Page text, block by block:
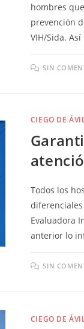
hombres
prevención
VIH/Sida.
SIN
CIEGO DE
Todos los
Evaluadora
anterior lo
SIN
CIEGO DE